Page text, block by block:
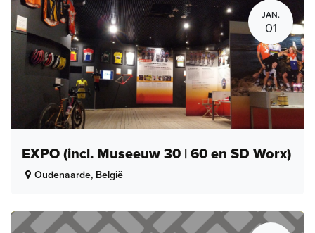
JAN.
01
EXPO (incl. Museeuw 30 | 60 en SD Worx)
Oudenaarde, België